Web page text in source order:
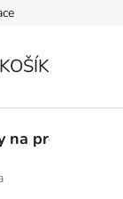
Odstoupení od
prodejny